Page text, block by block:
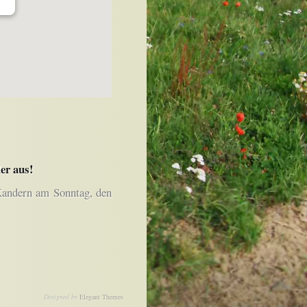
aus!
am Sonntag, den
Designed by Elegant Themes